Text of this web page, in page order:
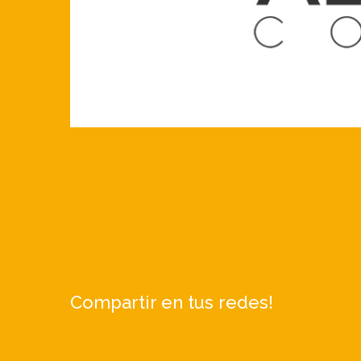
Compartir en tus redes!